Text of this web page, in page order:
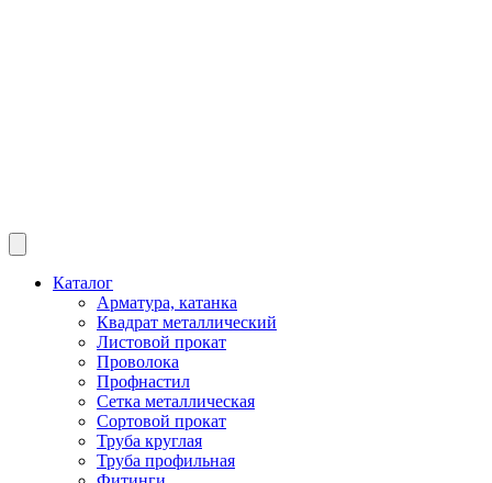
Каталог
Арматура, катанка
Квадрат металлический
Листовой прокат
Проволока
Профнастил
Сетка металлическая
Сортовой прокат
Труба круглая
Труба профильная